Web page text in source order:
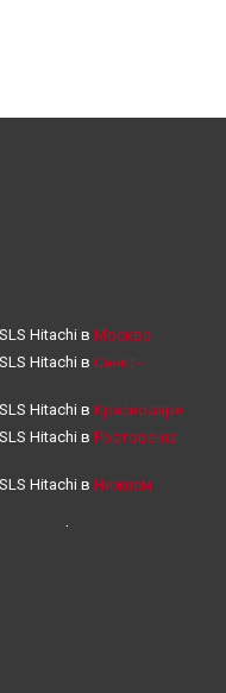
Hitachi в Москве
Hitachi в Санкт-
Hitachi в Краснодаре
Hitachi в Ростове-на-
Hitachi в Нижнем
Hitachi в
Hitachi в
Hitachi в
Hitachi в